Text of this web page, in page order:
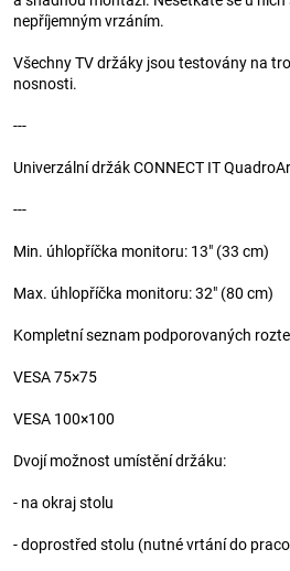
nepříjemným vrzáním.
Všechny TV držáky jsou testovány na
nosnosti.
---
Univerzální držák CONNECT IT
---
Min. úhlopříčka monitoru: 13" (33 cm)
Max. úhlopříčka monitoru: 32" (80 cm)
Kompletní seznam podporovaných
VESA 75×75
VESA 100×100
Dvojí možnost umístění držáku:
- na okraj stolu
- doprostřed stolu (nutné vrtání do